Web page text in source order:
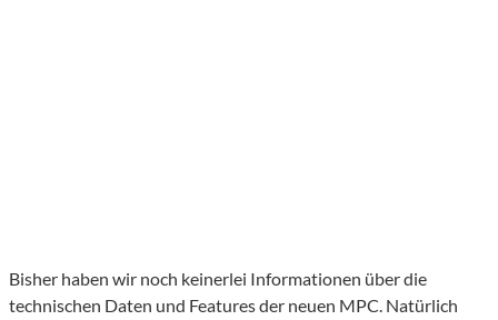
Bisher haben wir noch keinerlei Informationen über die
technischen Daten und Features der neuen MPC. Natürlich